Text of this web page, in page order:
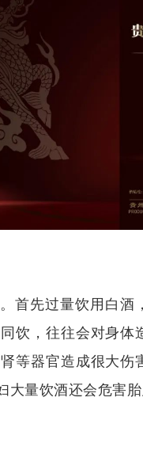
首先过量饮用白酒
饮，往往会对身体
等器官造成很大伤
量饮酒还会危害胎